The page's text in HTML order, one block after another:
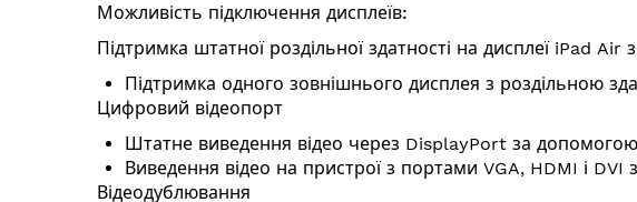
Можливість підключення дисплеїв:
Підтримка штатної роздільної здатності на дисплеї iPad Air
Підтримка одного зовнішнього дисплея з роздільною
Цифровий відеопорт
Штатне виведення відео через DisplayPort за допомогою
Виведення відео на пристрої з портами VGA, HDMI і
Відеодублювання